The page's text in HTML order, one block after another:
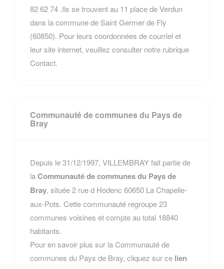
82 62 74 .Ils se trouvent au 11 place de Verdun
dans la commune de Saint Germer de Fly
(60850). Pour leurs coordonnées de courriel et
leur site internet, veuillez consulter notre rubrique
Contact.
Communauté de communes du Pays de
Bray
Depuis le 31/12/1997, VILLEMBRAY fait partie de
laCommunauté de communes du Pays de
Bray, située 2 rue d Hodenc 60650 La Chapelle-
aux-Pots. Cette communauté regroupe 23
communes voisines et compte au total 18840
habitants.
Pour en savoir plus sur la Communauté de
communes du Pays de Bray, cliquez sur ce lien